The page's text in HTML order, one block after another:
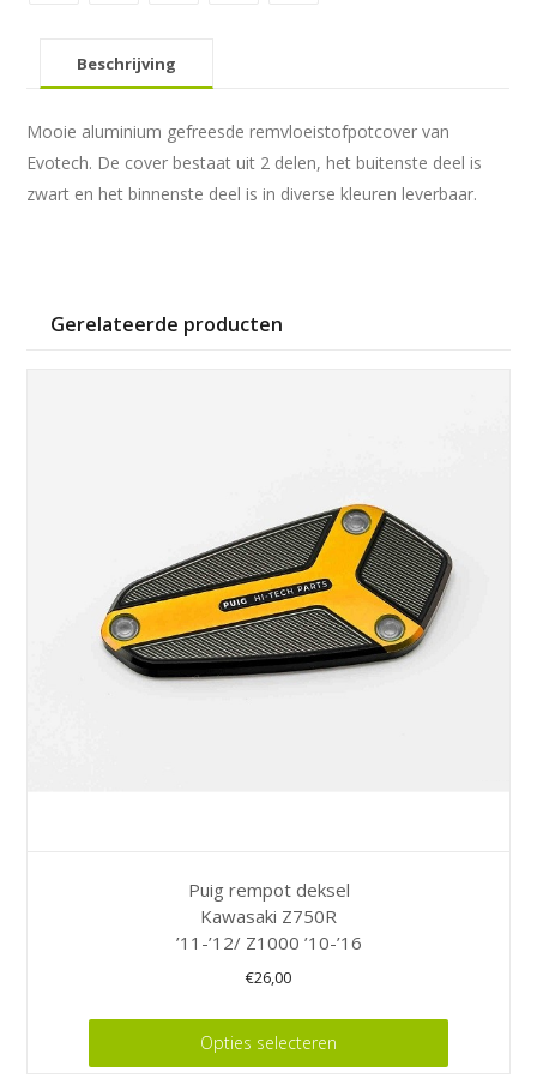
Beschrijving
Mooie aluminium gefreesde remvloeistofpotcover van
Evotech. De cover bestaat uit 2 delen, het buitenste deel is
zwart en het binnenste deel is in diverse kleuren leverbaar.
Gerelateerde producten
Puig rempot deksel
Kawasaki Z750R
’11-’12/ Z1000 ’10-’16
€26,00
Opties selecteren